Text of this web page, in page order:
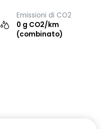
Emissioni di CO2
0 g CO2/km
(combinato)